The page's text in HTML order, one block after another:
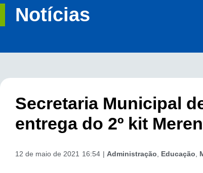
Notícias
Secretaria Municipal
entrega do 2º kit
12 de maio de 2021 16:54 | Administração, Educação,